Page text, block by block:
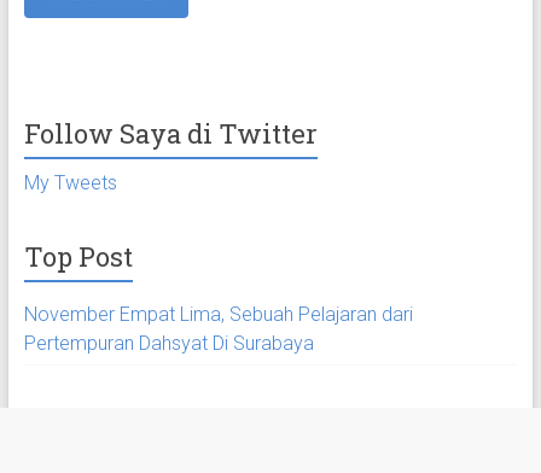
Follow Saya di Twitter
My Tweets
Top Post
November Empat Lima, Sebuah Pelajaran dari
Pertempuran Dahsyat Di Surabaya